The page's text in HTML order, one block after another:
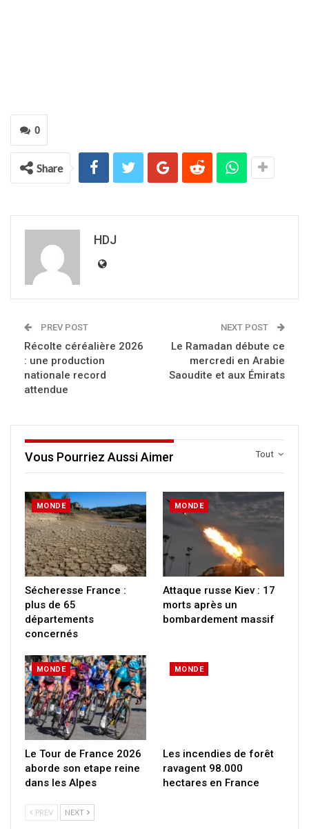
0
Share
HDJ
PREV POST
Récolte céréalière 2026
: une production
nationale record
attendue
NEXT POST
Le Ramadan débute ce
mercredi en Arabie
Saoudite et aux Émirats
Tout
Vous Pourriez Aussi Aimer
MONDE
Sécheresse France :
plus de 65
départements
concernés
MONDE
Attaque russe Kiev : 17
morts après un
bombardement massif
MONDE
Le Tour de France 2026
aborde son etape reine
dans les Alpes
MONDE
Les incendies de forêt
ravagent 98.000
hectares en France
PREV NEXT